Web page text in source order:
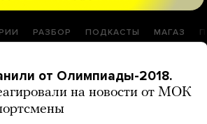
РАЗБОР ПОДКАСТЫ МАГАЗ
от Олимпиады-2018.
на новости от МОК